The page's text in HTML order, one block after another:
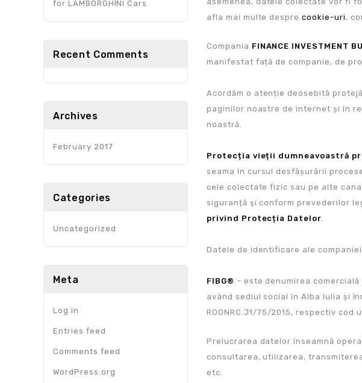
afla mai multe desprecookie-uri ,
Compania FINANCE INVESTMENT
manifestat față de companie, de
Acordăm o atenție deosebită
paginilor noastre de internet și în
noastră.
Protecția vieții dumneavoastră
seama în cursul desfășurării
cele colectate fizic sau pe alte
siguranță și conform prevederilor
privind Protecția Datelor.
Datele de identificare ale
FIBG® – este denumirea comercială
având sediul social în Alba Iulia și
ROONRC.J1/75/2015, respectiv cod
Prelucrarea datelor înseamnă
consultarea, utilizarea,
etc.
for LAMBORGHINI Cars
Recent Comments
Archives
February 2017
Categories
Uncategorized
Meta
Log in
Entries feed
Comments feed
WordPress.org